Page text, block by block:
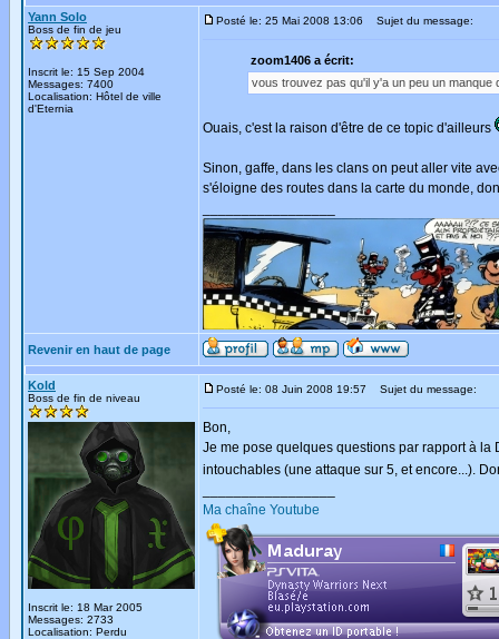
Yann Solo
Boss de fin de jeu
Inscrit le: 15 Sep 2004
Messages: 7400
Localisation: Hôtel de ville
d'Eternia
Posté le: 25 Mai 2008 13:06 Sujet du message:
zoom1406 a écrit:
vous trouvez pas qu'il y'a un peu un manque
Ouais, c'est la raison d'être de ce topic d'ailleurs
Sinon, gaffe, dans les clans on peut aller vite
s'éloigne des routes dans la carte du monde,
Revenir en haut de page
Kold
Boss de fin de niveau
Inscrit le: 18 Mar 2005
Messages: 2733
Localisation: Perdu
Posté le: 08 Juin 2008 19:57 Sujet du message:
Bon,
Je me pose quelques questions par rapport à
intouchables (une attaque sur 5, et encore...).
Ma chaîne Youtube